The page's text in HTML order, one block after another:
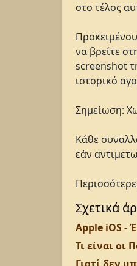
στο τέλος
να βρείτε
screenshot
ιστορικό
Σημείωση:
Κάθε
εάν
Σχετικά
Apple iOS -
Τι είναι οι